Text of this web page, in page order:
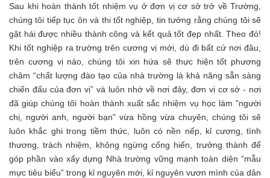
Sau khi hoàn thành tốt nhiệm vụ ở đơn vị cơ sở trở về Trường,
chúng tôi tiếp tục ôn và thi tốt nghiệp, tin tưởng rằng chúng tôi sẽ
gặt hái được nhiều thành công và kết quả tốt đẹp nhất. Theo đó!
Khi tốt nghiệp ra trường trên cương vị mới, dù đi bất cứ nơi đâu,
trên cương vị nào, chúng tôi xin hứa sẽ thực hiện tốt phương
châm “chất lượng đào tạo của nhà trường là khả năng sẵn sàng
chiến đấu của đơn vị” và luôn nhớ về nơi đây, đơn vị cơ sở - nơi
đã giúp chúng tôi hoàn thành xuất sắc nhiệm vụ học làm "người
chị, người anh, người bạn" vừa hồng vừa chuyên, chúng tôi sẽ
luôn khắc ghi trong tiềm thức, luôn có nền nếp, kỉ cương, tình
thương, trách nhiệm, không ngừng cống hiến, trưởng thành để
góp phần vào xấy dựng Nhà trường vững mạnh toàn diện “mẫu
mực tiêu biểu” trong kỉ nguyên mới, kỉ nguyên vươn mình của dân